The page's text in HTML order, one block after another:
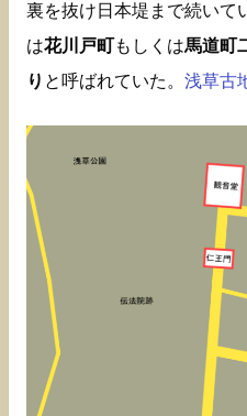
裏を抜け日本堤まで続いて
は花川戸町もしくは馬道町
り と呼ばれていた。 浅草古